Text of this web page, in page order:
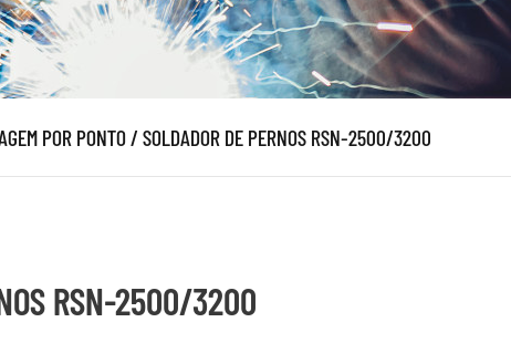
POR PONTO/ SOLDADOR DE PERNOS RSN-2500/3200
RSN-2500/3200